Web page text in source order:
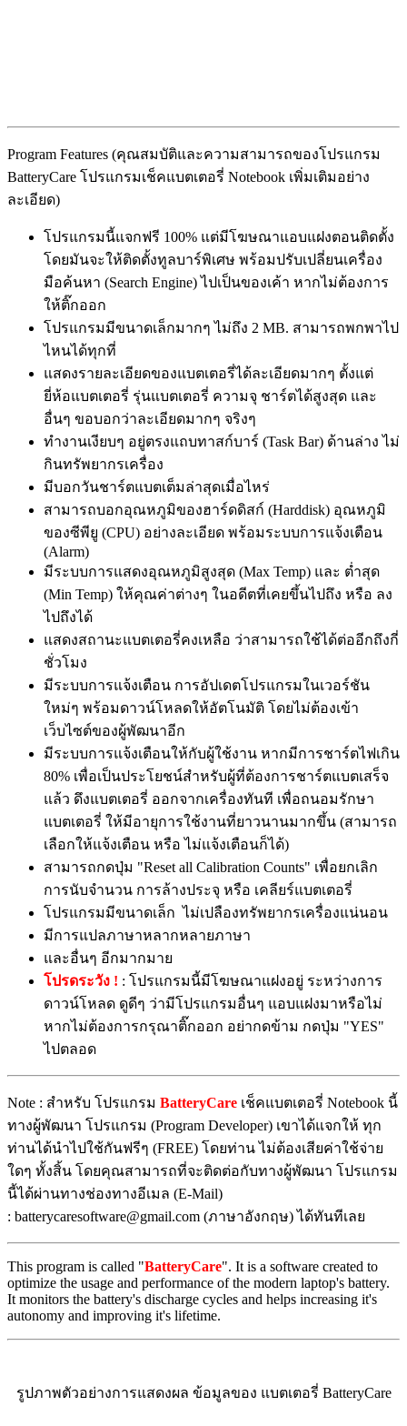
Program Features (คุณสมบัติและความสามารถของโปรแกรม
BatteryCare โปรแกรมเช็คแบตเตอรี่ Notebook เพิ่มเติมอย่าง
ละเอียด)
โปรแกรมนี้แจกฟรี 100% แต่มีโฆษณาแอบแฝงตอนติดตั้ง
โดยมันจะให้ติดตั้งทูลบาร์พิเศษ พร้อมปรับเปลี่ยนเครื่อง
มือค้นหา (Search Engine) ไปเป็นของเค้า หากไม่ต้องการ
ให้ติ๊กออก
โปรแกรมมีขนาดเล็กมากๆ ไม่ถึง 2 MB. สามารถพกพาไป
ไหนได้ทุกที่
แสดงรายละเอียดของแบตเตอรี่ได้ละเอียดมากๆ ตั้งแต่
ยี่ห้อแบตเตอรี่ รุ่นแบตเตอรี่ ความจุ ชาร์ตได้สูงสุด และ
อื่นๆ ขอบอกว่าละเอียดมากๆ จริงๆ
ทำงานเงียบๆ อยู่ตรงแถบทาสก์บาร์ (Task Bar) ด้านล่าง ไม่
กินทรัพยากรเครื่อง
มีบอกวันชาร์ตแบตเต็มล่าสุดเมื่อไหร่
สามารถบอกอุณหภูมิของฮาร์ดดิสก์ (Harddisk) อุณหภูมิ
ของซีพียู (CPU) อย่างละเอียด พร้อมระบบการแจ้งเตือน
(Alarm)
มีระบบการแสดงอุณหภูมิสูงสุด (Max Temp) และ ต่ำสุด
(Min Temp) ให้คุณค่าต่างๆ ในอดีตที่เคยขึ้นไปถึง หรือ ลง
ไปถึงได้
แสดงสถานะแบตเตอรี่คงเหลือ ว่าสามารถใช้ได้ต่ออีกถึงกี่
ชั่วโมง
มีระบบการแจ้งเตือน การอัปเดตโปรแกรมในเวอร์ชัน
ใหม่ๆ พร้อมดาวน์โหลดให้อัตโนมัติ โดยไม่ต้องเข้า
เว็บไซต์ของผู้พัฒนาอีก
มีระบบการแจ้งเตือนให้กับผู้ใช้งาน หากมีการชาร์ตไฟเกิน
80% เพื่อเป็นประโยชน์สำหรับผู้ที่ต้องการชาร์ตแบตเสร็จ
แล้ว ดึงแบตเตอรี่ ออกจากเครื่องทันที เพื่อถนอมรักษา
แบตเตอรี่ ให้มีอายุการใช้งานที่ยาวนานมากขึ้น (สามารถ
เลือกให้แจ้งเตือน หรือ ไม่แจ้งเตือนก็ได้)
สามารถกดปุ่ม "Reset all Calibration Counts" เพื่อยกเลิก
การนับจำนวน การล้างประจุ หรือ เคลียร์แบตเตอรี่
โปรแกรมมีขนาดเล็ก ไม่เปลืองทรัพยากรเครื่องแน่นอน
มีการแปลภาษาหลากหลายภาษา
และอื่นๆ อีกมากมาย
โปรดระวัง ! : โปรแกรมนี้มีโฆษณาแฝงอยู่ ระหว่างการ
ดาวน์โหลด ดูดีๆ ว่ามีโปรแกรมอื่นๆ แอบแฝงมาหรือไม่
หากไม่ต้องการกรุณาติ๊กออก อย่ากดข้าม กดปุ่ม "YES"
ไปตลอด
Note : สำหรับ โปรแกรม BatteryCare เช็คแบตเตอรี่ Notebook นี้
ทางผู้พัฒนา โปรแกรม (Program Developer) เขาได้แจกให้ ทุก
ท่านได้นำไปใช้กันฟรีๆ (FREE) โดยท่าน ไม่ต้องเสียค่าใช้จ่าย
ใดๆ ทั้งสิ้น โดยคุณสามารถที่จะติดต่อกับทางผู้พัฒนา โปรแกรม
นี้ได้ผ่านทางช่องทางอีเมล (E-Mail)
: batterycaresoftware@gmail.com (ภาษาอังกฤษ) ได้ทันทีเลย
This program is called "BatteryCare". It is a software created to
optimize the usage and performance of the modern laptop's battery.
It monitors the battery's discharge cycles and helps increasing it's
autonomy and improving it's lifetime.
รูปภาพตัวอย่างการแสดงผล ข้อมูลของ แบตเตอรี่ BatteryCare